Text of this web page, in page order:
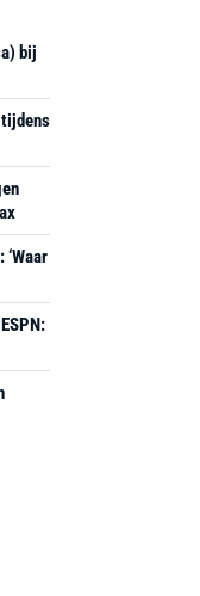
bij